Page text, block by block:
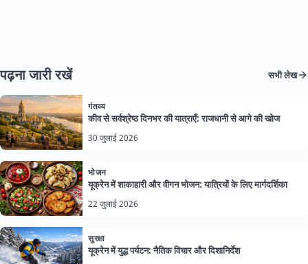
पढ़ना जारी रखें सभी लेख
गंतव्य
कीव से सर्वश्रेष्ठ दिनभर की यात्राएँ: राजधानी से आगे की खोज
30 जुलाई 2026
भोजन
यूक्रेन में शाकाहारी और वीगन भोजन: यात्रियों के लिए मार्गदर्शिका
22 जुलाई 2026
सुरक्षा
यूक्रेन में युद्ध पर्यटन: नैतिक विचार और दिशानिर्देश